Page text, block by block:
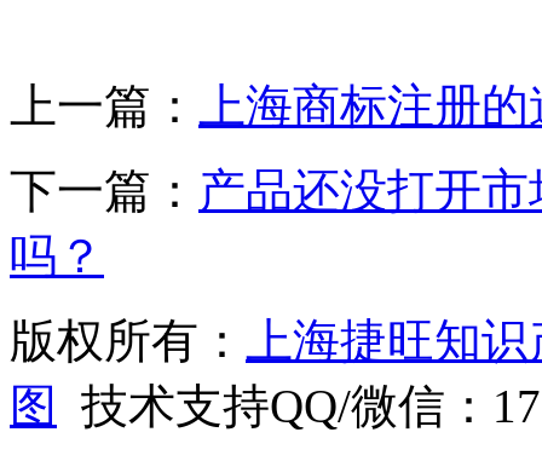
上一篇：
上海商标注册
下一篇： 产品还没打开
吗？
版权所有：
上海捷旺知
图
技术支持QQ/微信：